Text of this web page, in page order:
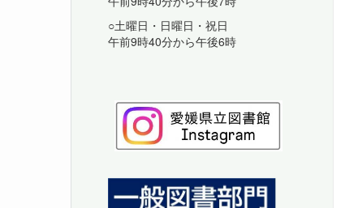
○土曜日・日曜日・祝日
午前9時40分から午後6時